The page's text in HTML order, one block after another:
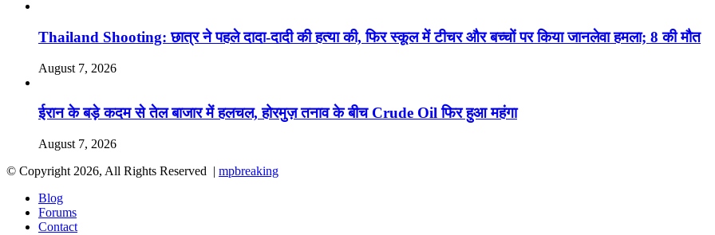
Thailand Shooting: छात्र ने पहले दादा-दादी की हत्या की, फिर स्कूल में टीचर और बच्चों पर किया जानलेवा हमला; 8 की मौत
August 7, 2026
ईरान के बड़े कदम से तेल बाजार में हलचल, होरमुज़ तनाव के बीच Crude Oil फिर हुआ महंगा
August 7, 2026
© Copyright 2026, All Rights Reserved | mpbreaking
Blog
Forums
Contact